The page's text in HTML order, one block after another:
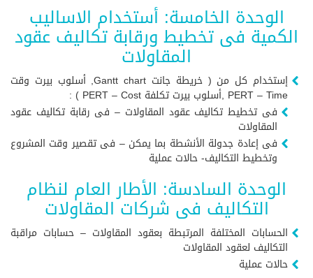
الوحدة الخامسة: أستخدام الاساليب
الكمية فى تخطيط ورقابة تكاليف عقود
المقاولات
إستخدام كل من ( خريطة جانت Gantt chart, أسلوب بيرت وقت
PERT – Time ,أسلوب بيرت تكلفة PERT – Cost ) :
فى تخطيط تكاليف عقود المقاولات – فى رقابة تكاليف عقود
المقاولات
فى إعادة جدولة الأنشطة بما يمكن – فى تقصير وقت المشروع
وتخطيط التكاليف- حالات عملية
الوحدة السادسة: الأطار العام لنظام
التكاليف فى شركات المقاولات
الحسابات المختلفة المرتبطة بعقود المقاولات – حسابات مراقبة
التكاليف لعقود المقاولات
حالات عملية